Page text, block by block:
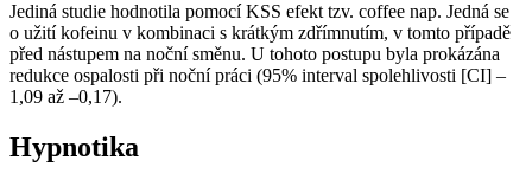
Jediná studie hodnotila pomocí KSS efekt tzv. coffee nap. Jedná se
o užití kofeinu v kombinaci s krátkým zdřímnutím, v tomto případě
před nástupem na noční směnu. U tohoto postupu byla prokázána
redukce ospalosti při noční práci (95% interval spolehlivosti [CI] –
1,09 až –0,17).
Hypnotika